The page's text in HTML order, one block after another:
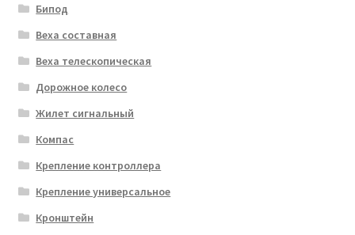
Бипод
Веха составная
Веха телескопическая
Дорожное колесо
Жилет сигнальный
Компас
Крепление контроллера
Крепление универсальное
Кронштейн